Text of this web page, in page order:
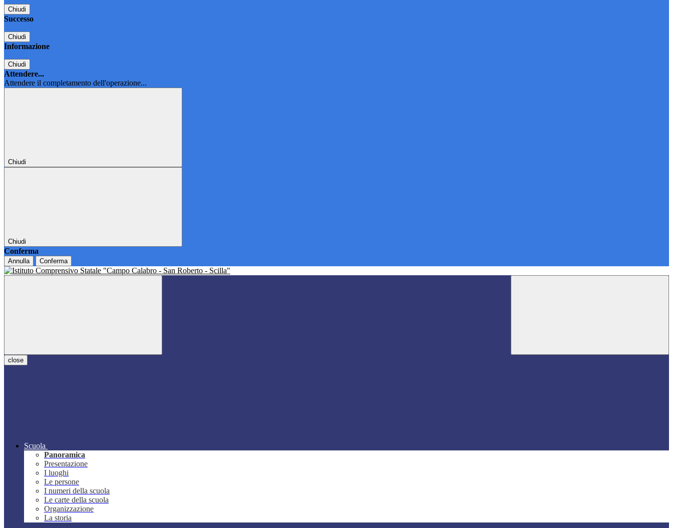
Chiudi
Successo
Chiudi
Informazione
Chiudi
Attendere...
Attendere il completamento dell'operazione...
Chiudi
Chiudi
Conferma
Annulla Conferma
close
Scuola
Panoramica
Presentazione
I luoghi
Le persone
I numeri della scuola
Le carte della scuola
Organizzazione
La storia